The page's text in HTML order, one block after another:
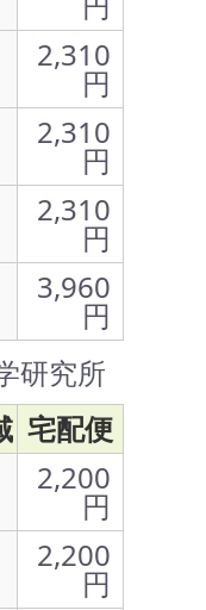
2,310
円
2,310
円
2,310
円
3,960
円
研究所
宅配便
2,200
円
2,200
円